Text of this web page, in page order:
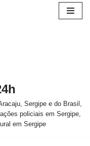
Sergipe e do Brasil,
policiais em Sergipe,
em Sergipe